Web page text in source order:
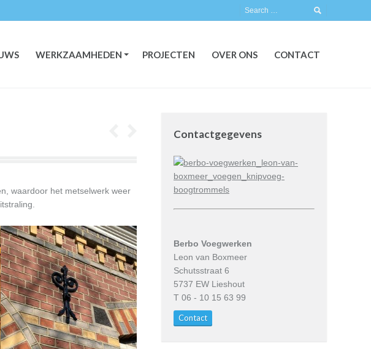
WERKZAAMHEDEN PROJECTEN OVER ONS CONTACT
waardoor het metselwerk weer
Contactgegevens
Berbo Voegwerken
Leon van Boxmeer
Schutsstraat 6
5737 EW Lieshout
T 06 - 10 15 63 99
Contact